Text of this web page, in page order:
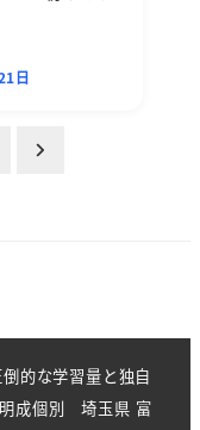
日
的な学習量と独自
成個別 埼玉県 富